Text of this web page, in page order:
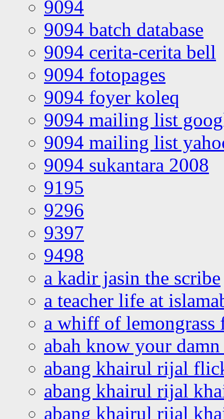
9094
9094 batch database
9094 cerita-cerita bell
9094 fotopages
9094 foyer koleq
9094 mailing list
9094 mailing list
9094 sukantara 2008
9195
9296
9397
9498
a kadir jasin the scribe
a teacher life at
a whiff of lemongrass
abah know your
abang khairul rijal
abang khairul rijal
abang khairul rijal